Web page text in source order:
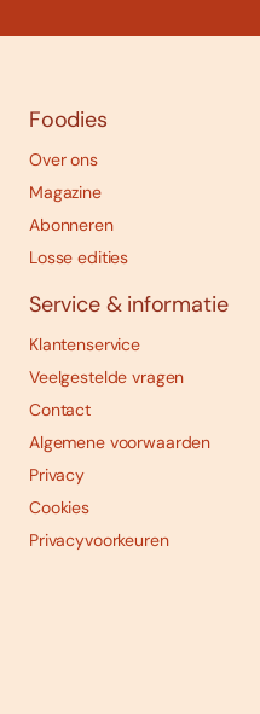
Foodies
Over ons
Magazine
Abonneren
Losse edities
Service & informatie
Klantenservice
Veelgestelde vragen
Contact
Algemene voorwaarden
Privacy
Cookies
Privacyvoorkeuren